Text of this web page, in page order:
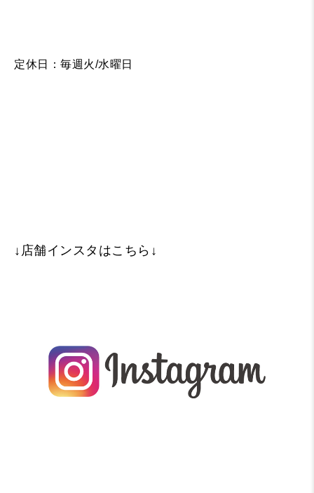
定休日：毎週火/水曜日
↓店舗インスタはこちら↓